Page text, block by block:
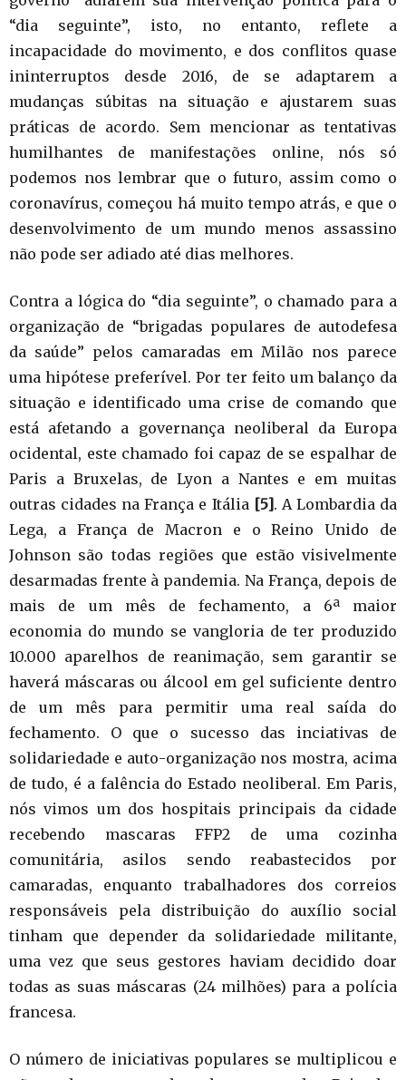
“dia seguinte”, isto, no entanto, reflete a
incapacidade do movimento, e dos conflitos quase
ininterruptos desde 2016, de se adaptarem a
mudanças súbitas na situação e ajustarem suas
práticas de acordo. Sem mencionar as tentativas
humilhantes de manifestações online, nós só
podemos nos lembrar que o futuro, assim como o
coronavírus, começou há muito tempo atrás, e que o
desenvolvimento de um mundo menos assassino
não pode ser adiado até dias melhores.
Contra a lógica do “dia seguinte”, o chamado para a
organização de “brigadas populares de autodefesa
da saúde” pelos camaradas em Milão nos parece
uma hipótese preferível. Por ter feito um balanço da
situação e identificado uma crise de comando que
está afetando a governança neoliberal da Europa
ocidental, este chamado foi capaz de se espalhar de
Paris a Bruxelas, de Lyon a Nantes e em muitas
outras cidades na França e Itália [5] . A Lombardia da
Lega, a França de Macron e o Reino Unido de
Johnson são todas regiões que estão visivelmente
desarmadas frente à pandemia. Na França, depois de
mais de um mês de fechamento, a 6ª maior
economia do mundo se vangloria de ter produzido
10.000 aparelhos de reanimação, sem garantir se
haverá máscaras ou álcool em gel suficiente dentro
de um mês para permitir uma real saída do
fechamento. O que o sucesso das inciativas de
solidariedade e auto-organização nos mostra, acima
de tudo, é a falência do Estado neoliberal. Em Paris,
nós vimos um dos hospitais principais da cidade
recebendo mascaras FFP2 de uma cozinha
comunitária, asilos sendo reabastecidos por
camaradas, enquanto trabalhadores dos correios
responsáveis pela distribuição do auxílio social
tinham que depender da solidariedade militante,
uma vez que seus gestores haviam decidido doar
todas as suas máscaras (24 milhões) para a polícia
francesa.
O número de iniciativas populares se multiplicou e